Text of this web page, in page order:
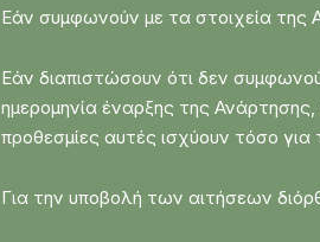
Εάν συμφωνούν με τα στοιχεία της
Εάν διαπιστώσουν ότι δεν
ημερομηνία έναρξης της
προθεσμίες αυτές ισχύουν τόσο για
Για την υποβολή των αιτήσεων